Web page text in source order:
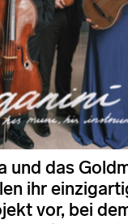
und das
ihr
vor, bei